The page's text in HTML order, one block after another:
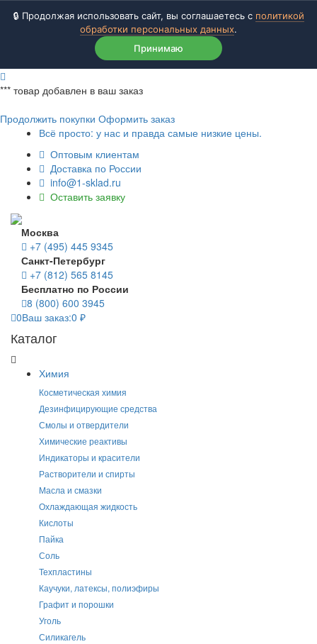
🔒 Продолжая использовать сайт, вы соглашаетесь с политикой
обработки персональных данных.
Принимаю
*** товар добавлен в ваш заказ
Продолжить покупки Оформить заказ
Всё просто: у нас и правда самые низкие цены.
Оптовым клиентам
Доставка по России
info@1-sklad.ru
Оставить заявку
Москва
+7 (495) 445 9345
Санкт-Петербург
+7 (812) 565 8145
Бесплатно по России
8 (800) 600 3945
0Ваш заказ:0 ₽
Каталог
Химия
Косметическая химия
Дезинфицирующие средства
Смолы и отвердители
Химические реактивы
Индикаторы и красители
Растворители и спирты
Масла и смазки
Охлаждающая жидкость
Кислоты
Пайка
Соль
Техпластины
Каучуки, латексы, полиэфиры
Графит и порошки
Уголь
Силикагель